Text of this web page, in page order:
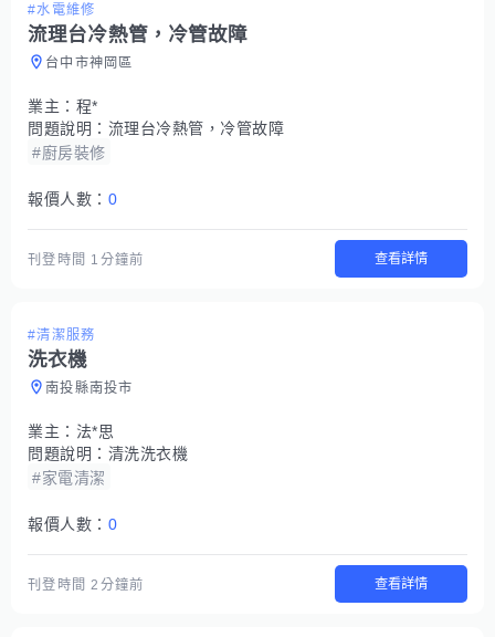
#水電維修
流理台冷熱管，冷管故障
台中市神岡區
業主： 程*
問題說明： 流理台冷熱管，冷管故障
#廚房裝修
報價人數： 0
刊登時間 1分鐘前 查看詳情
#清潔服務
洗衣機
南投縣南投市
業主： 法*思
問題說明： 清洗洗衣機
#家電清潔
報價人數： 0
刊登時間2分鐘前 查看詳情